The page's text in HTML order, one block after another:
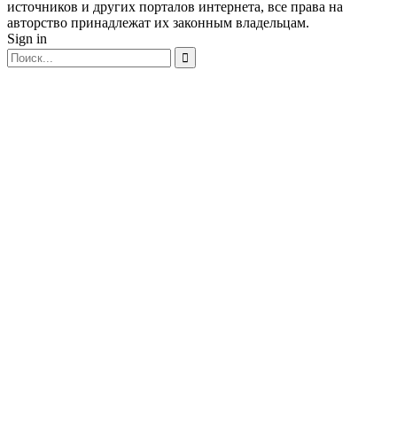
источников и других порталов интернета, все права на
авторство принадлежат их законным владельцам.
Sign in